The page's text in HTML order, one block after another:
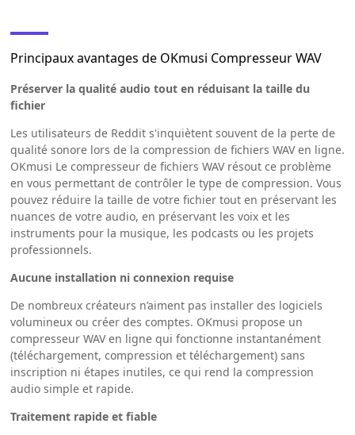
Principaux avantages de OKmusi Compresseur WAV
Préserver la qualité audio tout en réduisant la taille du
fichier
Les utilisateurs de Reddit s'inquiètent souvent de la perte de
qualité sonore lors de la compression de fichiers WAV en ligne.
OKmusi Le compresseur de fichiers WAV résout ce problème
en vous permettant de contrôler le type de compression. Vous
pouvez réduire la taille de votre fichier tout en préservant les
nuances de votre audio, en préservant les voix et les
instruments pour la musique, les podcasts ou les projets
professionnels.
Aucune installation ni connexion requise
De nombreux créateurs n’aiment pas installer des logiciels
volumineux ou créer des comptes. OKmusi propose un
compresseur WAV en ligne qui fonctionne instantanément
(téléchargement, compression et téléchargement) sans
inscription ni étapes inutiles, ce qui rend la compression
audio simple et rapide.
Traitement rapide et fiable